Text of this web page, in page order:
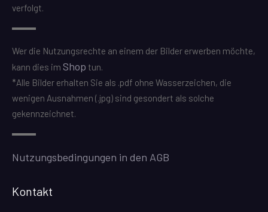
verfolgt.
Wer die Nutzungsrechte an einem der Bilder erwerben möchte,
kann dies im Shop tun.
*Alle Bilder erhalten Sie als .pdf ohne Wasserzeichen, die
wenigen Ausnahmen (.jpg) sind gesondert als solche
gekennzeichnet.
Nutzungsbedingungen in den AGB
Kontakt